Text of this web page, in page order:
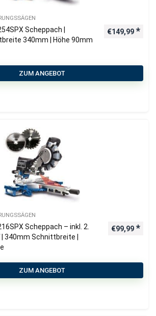
Scheppach |
340mm | Höhe 90mm
€149,99
ZUM ANGEBOT
Scheppach – inkl. 2.
| 340mm Schnittbreite |
€99,99
ZUM ANGEBOT